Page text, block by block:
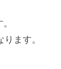
ます。